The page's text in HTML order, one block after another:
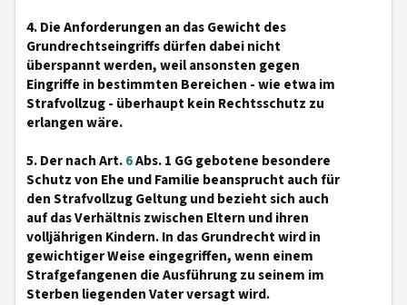
4. Die Anforderungen an das Gewicht des
Grundrechtseingriffs dürfen dabei nicht
überspannt werden, weil ansonsten gegen
Eingriffe in bestimmten Bereichen - wie etwa im
Strafvollzug - überhaupt kein Rechtsschutz zu
erlangen wäre.
5. Der nach Art.6Abs. 1 GG gebotene besondere
Schutz von Ehe und Familie beansprucht auch für
den Strafvollzug Geltung und bezieht sich auch
auf das Verhältnis zwischen Eltern und ihren
volljährigen Kindern. In das Grundrecht wird in
gewichtiger Weise eingegriffen, wenn einem
Strafgefangenen die Ausführung zu seinem im
Sterben liegenden Vater versagt wird.